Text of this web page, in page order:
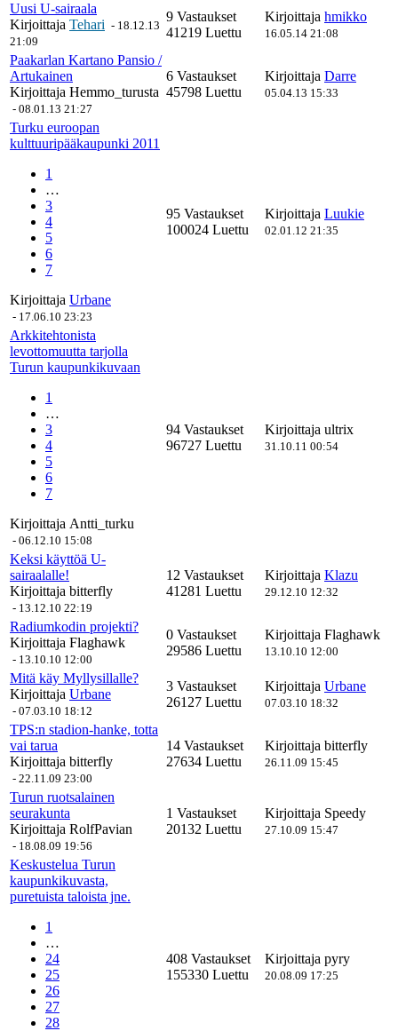
Uusi U-sairaala
Kirjoittaja Tehari - 18.12.13
21:09
9 Vastaukset
41219 Luettu
Kirjoittaja hmikko
16.05.14 21:08
Paakarlan Kartano Pansio /
Artukainen
Kirjoittaja Hemmo_turusta
- 08.01.13 21:27
6 Vastaukset
45798 Luettu
Kirjoittaja Darre
05.04.13 15:33
Turku euroopan
kulttuuripääkaupunki 2011
1
…
3
4
5
6
7
Kirjoittaja Urbane
- 17.06.10 23:23
95 Vastaukset
100024 Luettu
Kirjoittaja Luukie
02.01.12 21:35
Arkkitehtonista
levottomuutta tarjolla
Turun kaupunkikuvaan
1
…
3
4
5
6
7
Kirjoittaja Antti_turku
- 06.12.10 15:08
94 Vastaukset
96727 Luettu
Kirjoittaja ultrix
31.10.11 00:54
Keksi käyttöä U-
sairaalalle!
Kirjoittaja bitterfly
- 13.12.10 22:19
12 Vastaukset
41281 Luettu
Kirjoittaja Klazu
29.12.10 12:32
Radiumkodin projekti?
Kirjoittaja Flaghawk
- 13.10.10 12:00
0 Vastaukset
29586 Luettu
Kirjoittaja Flaghawk
13.10.10 12:00
Mitä käy Myllysillalle?
Kirjoittaja Urbane
- 07.03.10 18:12
3 Vastaukset
26127 Luettu
Kirjoittaja Urbane
07.03.10 18:32
TPS:n stadion-hanke, totta
vai tarua
Kirjoittaja bitterfly
- 22.11.09 23:00
14 Vastaukset
27634 Luettu
Kirjoittaja bitterfly
26.11.09 15:45
Turun ruotsalainen
seurakunta
Kirjoittaja RolfPavian
- 18.08.09 19:56
1 Vastaukset
20132 Luettu
Kirjoittaja Speedy
27.10.09 15:47
Keskustelua Turun
kaupunkikuvasta,
puretuista taloista jne.
1
…
24
25
26
27
28
408 Vastaukset
155330 Luettu
Kirjoittaja pyry
20.08.09 17:25